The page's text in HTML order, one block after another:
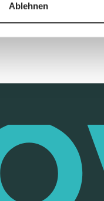
Ablehnen